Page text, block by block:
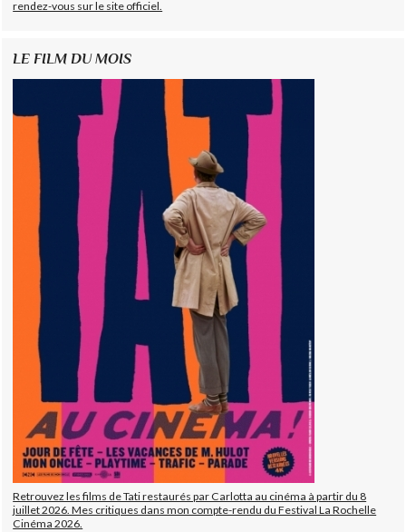
rendez-vous sur le site officiel.
LE FILM DU MOIS
Retrouvez les films de Tati restaurés par Carlotta au cinéma à partir du 8
juillet 2026. Mes critiques dans mon compte-rendu du Festival La Rochelle
Cinéma 2026.